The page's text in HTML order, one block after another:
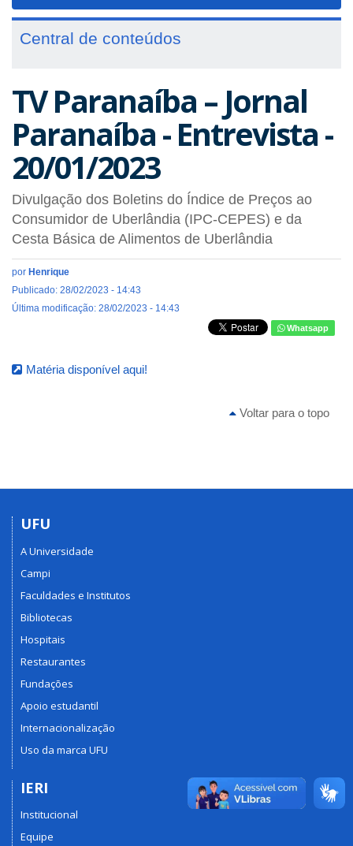
Central de conteúdos
TV Paranaíba – Jornal
Paranaíba - Entrevista -
20/01/2023
Divulgação dos Boletins do Índice de Preços ao
Consumidor de Uberlândia (IPC-CEPES) e da
Cesta Básica de Alimentos de Uberlândia
por Henrique
Publicado: 28/02/2023 - 14:43
Última modificação: 28/02/2023 - 14:43
Whatsapp
Matéria disponível aqui!
Voltar para o topo
UFU
A Universidade
Campi
Faculdades e Institutos
Bibliotecas
Hospitais
Restaurantes
Fundações
Apoio estudantil
Internacionalização
Uso da marca UFU
IERI
Institucional
Equipe